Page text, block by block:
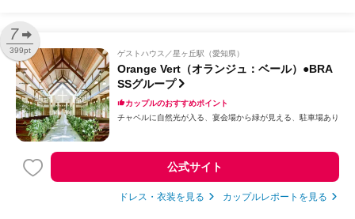
7
399pt ゲストハウス 星ヶ丘駅（愛知県）
Orange Vert（オランジュ：ベール）●BRA
SSグループ
カップルのおすすめポイント
チャペルに自然光が入る
宴会場から緑が見える 駐車場あり
公式サイト
ドレス・衣装を見る カップルレポートを見る